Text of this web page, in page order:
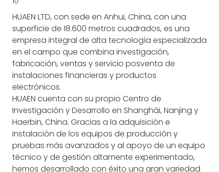
HUAEN LTD, con sede en Anhui, China, con una
superficie de 18.600 metros cuadrados, es una
empresa integral de alta tecnología especializada
en el campo que combina investigación,
fabricación, ventas y servicio posventa de
instalaciones financieras y productos
electrónicos.
HUAEN cuenta con su propio Centro de
Investigación y Desarrollo en Shanghái, Nanjing y
Haerbin, China. Gracias a la adquisición e
instalación de los equipos de producción y
pruebas más avanzados y al apoyo de un equipo
técnico y de gestión altamente experimentado,
hemos desarrollado con éxito una gran variedad